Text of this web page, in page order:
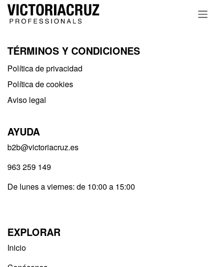
Ir al contenido
TÉRMINOS Y CONDICIONES
Política de privacidad​
Política de cookies
Aviso legal
AYUDA
b2b@victoriacruz.es
963 259 149
De lunes a viernes: de 10:00 a 15:00
EXPLORAR
Inicio